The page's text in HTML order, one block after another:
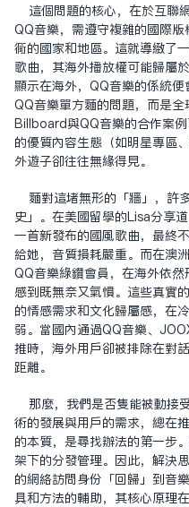
這個問題的核心，在於互聯
QQ音樂，需遵守複雜的國際
同的國家和地區。這就導致了
歌曲，其海外播放權可能歸屬
顯示在海外，QQ音樂的系統
QQ音樂單方面的問題，而是
Billboard與QQ音樂的合作案
的優質內容生態（如明星專區
外遊子卻往往無緣得見。
面對這堵無形的「牆」，許
史」。在美國留學的Lisa分享
一首新發布的國風歌曲，最終
給她，音質損耗嚴重。而在澳
QQ音樂綠鑽會員，在海外依
感到既無奈又氣憤。這些真實
的情感需求和文化歸屬感，在
弱。當國內通過QQ音樂、
推時，海外用戶卻被排除在對
距離。
那麼，我們是否只能被動接
術的發展與用戶的需求，總在
的本質，是尋找辦法的第一步
架下的分發管理。因此，解決
的網絡訪問身份「回歸」到音
具和方法的輔助，其核心原理